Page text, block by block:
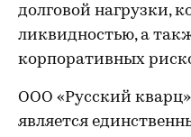
долговой нагрузки,
ликвидностью, а
корпоративных
ООО «Русский
является